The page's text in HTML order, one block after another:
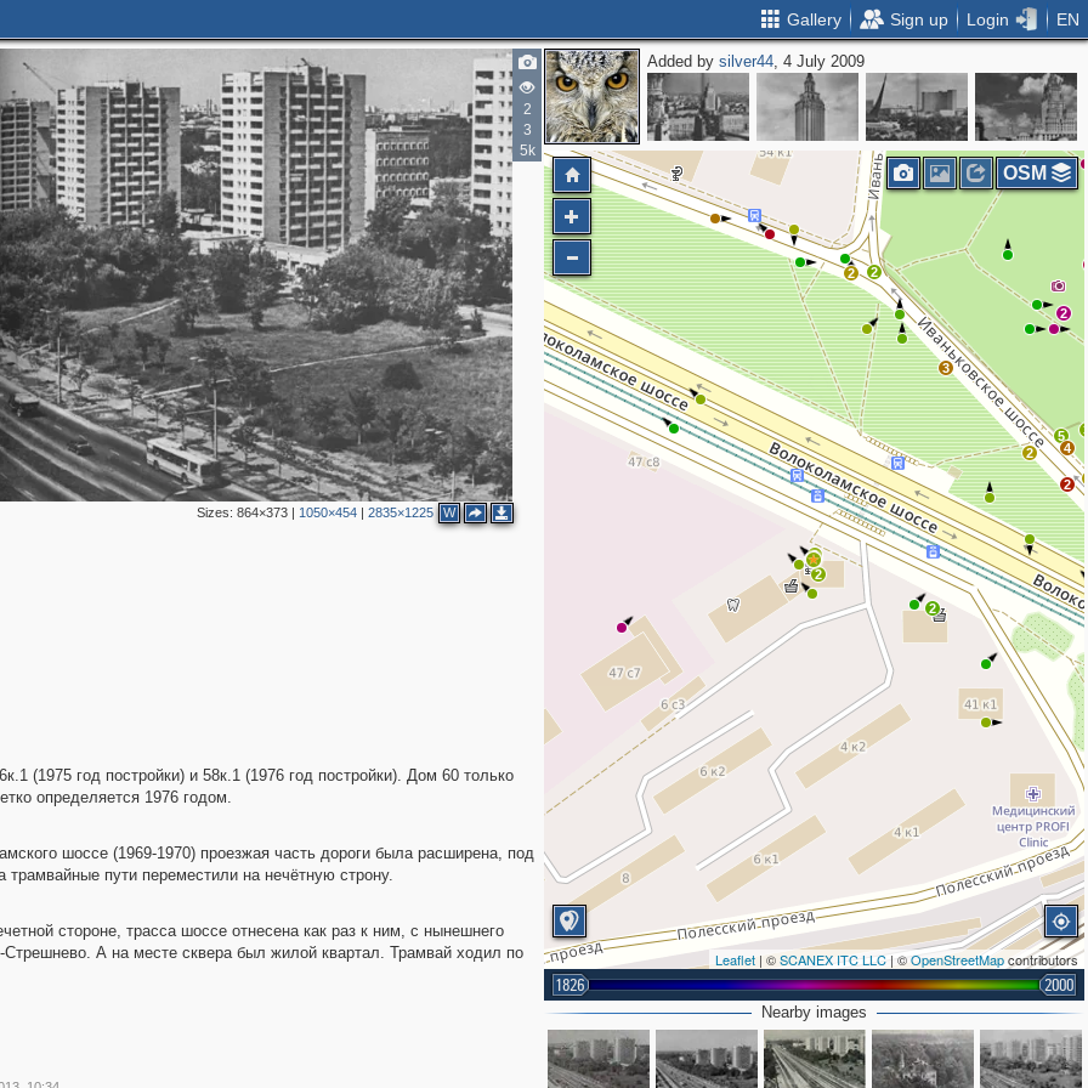
Gallery Sign up Login EN
2
3
5k
Sizes: 864×373| 1050×454| 2835×1225 W
Added bysilver44, 4 July 2009
2 2
5
4
2
3
2
2
2
2
2
Leaflet | ©SCANEX ITC LLC | ©OpenStreetMapcontributors
1826 2000
OSM
Nearby images
(1975 год постройки) и 58к.1 (1976 год постройки). Дом 60 только
определяется 1976 годом.
шоссе (1969-1970) проезжая часть дороги была расширена, под
пути переместили на нечётную строну.
стороне, трасса шоссе отнесена как раз к ним, с нынешнего
А на месте сквера был жилой квартал. Трамвай ходил по